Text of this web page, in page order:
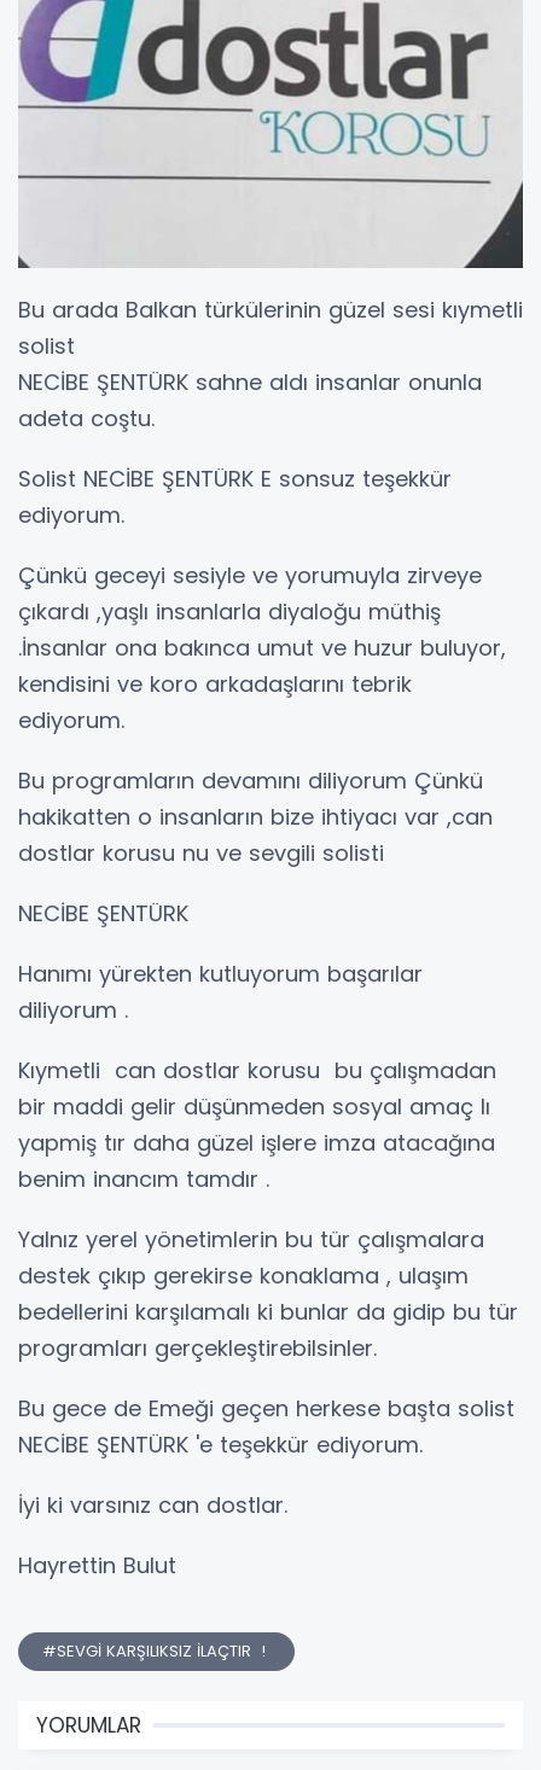
Bu arada Balkan türkülerinin güzel sesi kıymetli
solist
NECİBE ŞENTÜRK sahne aldı insanlar onunla
adeta coştu.
Solist NECİBE ŞENTÜRK E sonsuz teşekkür
ediyorum.
Çünkü geceyi sesiyle ve yorumuyla zirveye
çıkardı ,yaşlı insanlarla diyaloğu müthiş
.İnsanlar ona bakınca umut ve huzur buluyor,
kendisini ve koro arkadaşlarını tebrik
ediyorum.
Bu programların devamını diliyorum Çünkü
hakikatten o insanların bize ihtiyacı var ,can
dostlar korusu nu ve sevgili solisti
NECİBE ŞENTÜRK
Hanımı yürekten kutluyorum başarılar
diliyorum .
Kıymetli can dostlar korusu bu çalışmadan
bir maddi gelir düşünmeden sosyal amaç lı
yapmiş tır daha güzel işlere imza atacağına
benim inancım tamdır .
Yalnız yerel yönetimlerin bu tür çalışmalara
destek çıkıp gerekirse konaklama , ulaşım
bedellerini karşılamalı ki bunlar da gidip bu tür
programları gerçekleştirebilsinler.
Bu gece de Emeği geçen herkese başta solist
NECİBE ŞENTÜRK 'e teşekkür ediyorum.
İyi ki varsınız can dostlar.
Hayrettin Bulut
#SEVGİ KARŞILIKSIZ İLAÇTIR !
YORUMLAR